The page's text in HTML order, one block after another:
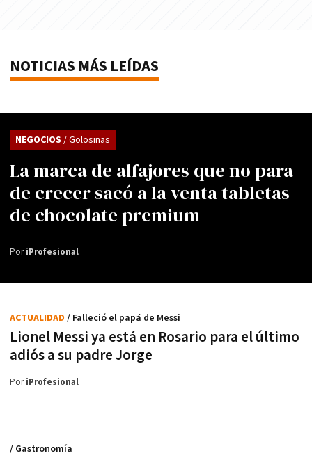
NOTICIAS MÁS LEÍDAS
La marca de alfajores que no para
de crecer sacó a la venta tabletas
de chocolate premium
NEGOCIOS / Golosinas
PoriProfesional
Lionel Messi ya está en Rosario para el último
adiós a su padre Jorge
ACTUALIDAD / Falleció el papá de Messi
PoriProfesional
/ Gastronomía